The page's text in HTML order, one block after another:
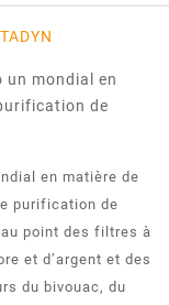
un mondial en
de
en matière de
purification de
au point des filtres à
et d’argent et des
du bivouac, du